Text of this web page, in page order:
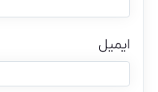
ایمیل